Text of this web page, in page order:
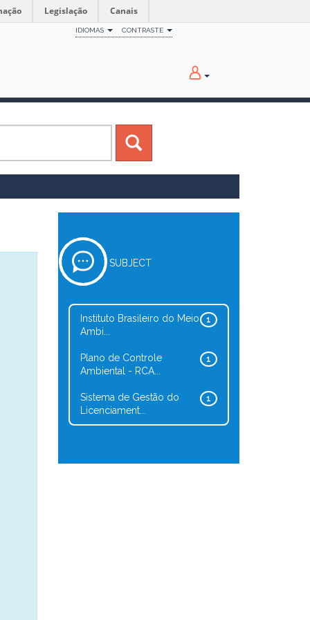
Legislação Canais
IDIOMAS CONTRASTE
SUBJECT
1
Instituto Brasileiro do Meio
Ambi...
1
Plano de Controle
Ambiental - RCA...
1
Sistema de Gestão do
Licenciament...